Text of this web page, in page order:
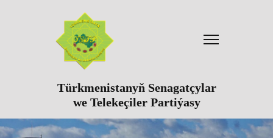
Türkmenistanyň Senagatçylar
we Telekeçiler Partiýasy